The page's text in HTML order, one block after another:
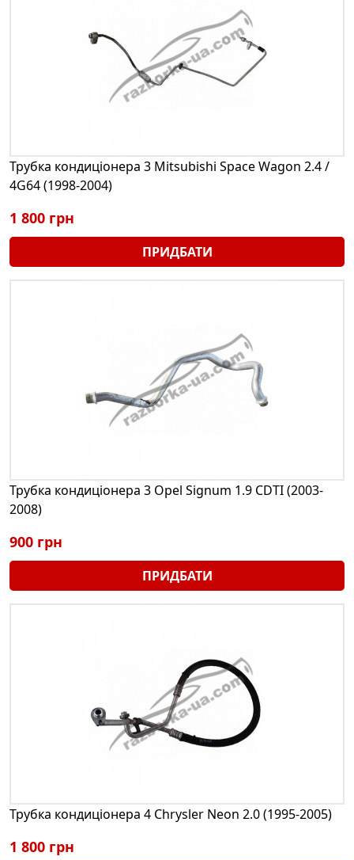
Трубка кондиціонера 3 Mitsubishi Space Wagon 2.4 /
4G64 (1998-2004)
1 800 грн
ПРИДБАТИ
Трубка кондиціонера 3 Opel Signum 1.9 CDTI (2003-
2008)
900 грн
ПРИДБАТИ
Трубка кондиціонера 4 Chrysler Neon 2.0 (1995-2005)
1 800 грн